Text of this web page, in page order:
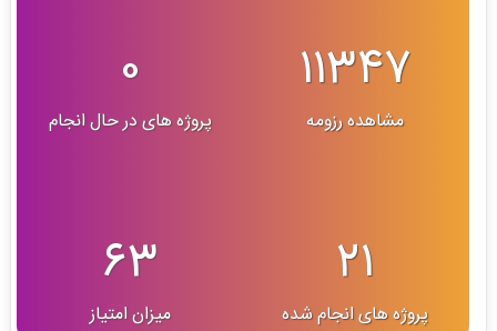
11347
مشاهده رزومه
0
پروژه های در حال انجام
21
پروژه های انجام شده
63
میزان امتیاز